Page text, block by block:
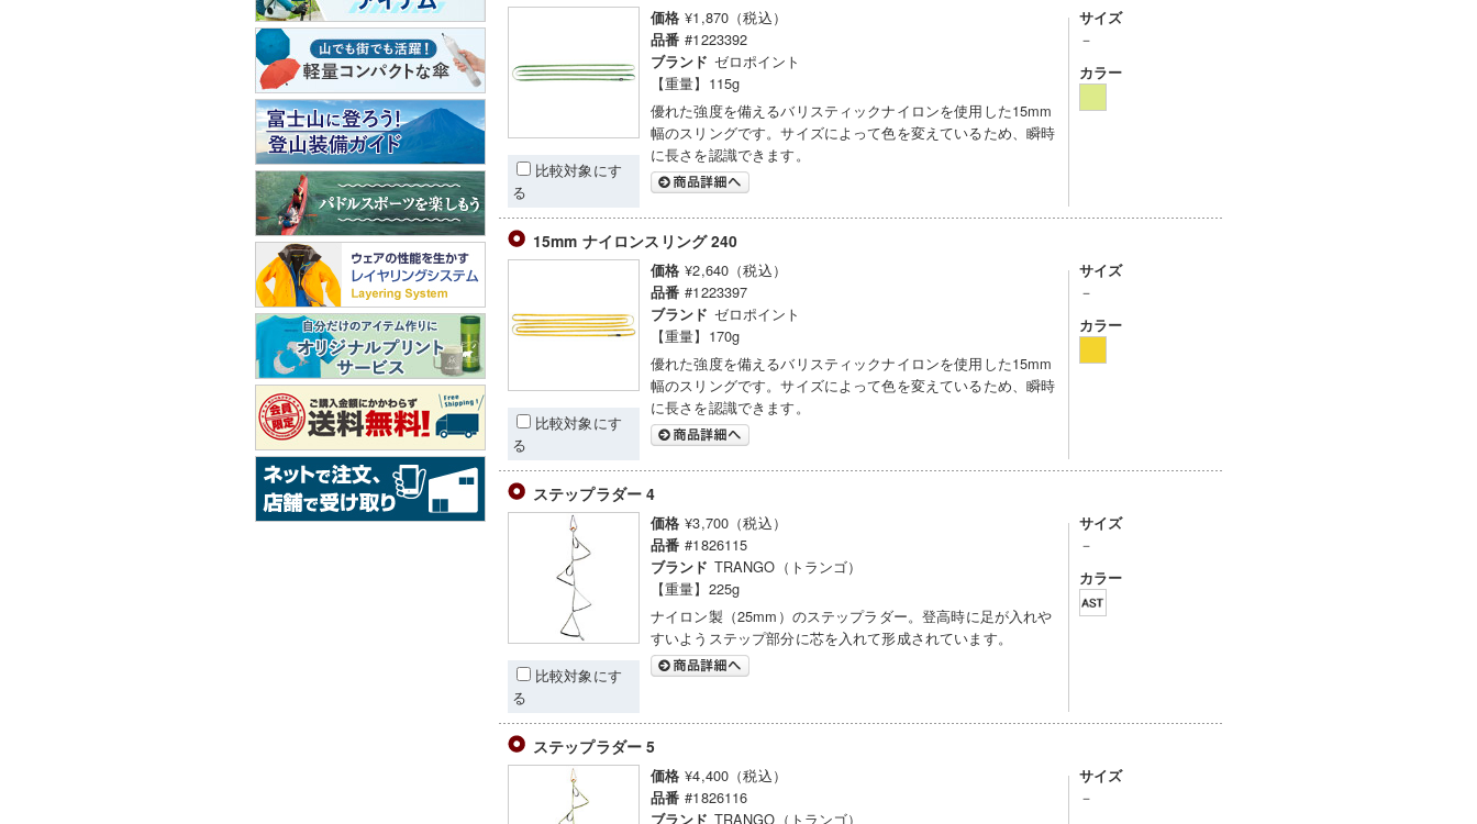
比較対象にす
る
価格 ¥1,870（税込）
品番 #1223392
ブランド ゼロポイント
【重量】115g
優れた強度を備えるバリスティックナイロンを使用した15mm
幅のスリングです。サイズによって色を変えているため、瞬時
に長さを認識できます。
サイズ
－
カラー
15mm ナイロンスリング 240
比較対象にす
る
価格 ¥2,640（税込）
品番 #1223397
ブランド ゼロポイント
【重量】170g
優れた強度を備えるバリスティックナイロンを使用した15mm
幅のスリングです。サイズによって色を変えているため、瞬時
に長さを認識できます。
サイズ
－
カラー
ステップラダー 4
比較対象にす
る
価格 ¥3,700（税込）
品番 #1826115
ブランド TRANGO（トランゴ）
【重量】225g
ナイロン製（25mm）のステップラダー。登高時に足が入れや
すいようステップ部分に芯を入れて形成されています。
サイズ
－
カラー
ステップラダー 5
価格 ¥4,400（税込）
品番 #1826116
ブランド TRANGO（トランゴ）
サイズ
－